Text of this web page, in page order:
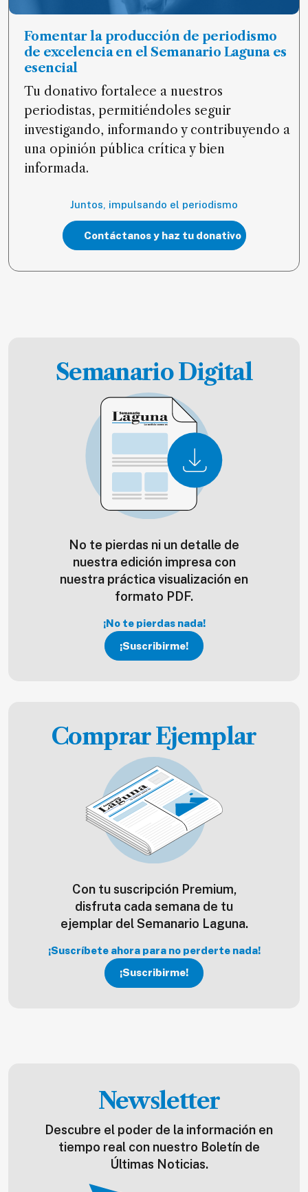
Fomentar la producción de periodismo
de excelencia en el Semanario Laguna es
esencial
Tu donativo fortalece a nuestros
periodistas, permitiéndoles seguir
investigando, informando y contribuyendo a
una opinión pública crítica y bien
informada.
Juntos, impulsando el periodismo
Contáctanos y haz tu donativo
Semanario Digital
No te pierdas ni un detalle de
nuestra edición impresa con
nuestra práctica visualización en
formato PDF.
¡No te pierdas nada!
¡Suscribirme!
Comprar Ejemplar
Con tu suscripción Premium,
disfruta cada semana de tu
ejemplar del Semanario Laguna.
¡Suscríbete ahora para no perderte nada!
¡Suscribirme!
Newsletter
Descubre el poder de la información en
tiempo real con nuestro Boletín de
Últimas Noticias.